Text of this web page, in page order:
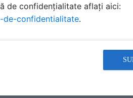
interesați să-și amenajeze
în alegerile făcute și lăsați-
univers al confortului, alături
de confidențialitate aflați aici:
de-confidentialitate.